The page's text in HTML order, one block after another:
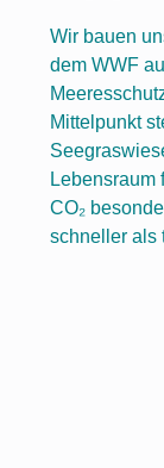
Wir bauen
dem WWF
Mittelpunkt
Lebensraum
CO₂
schneller als